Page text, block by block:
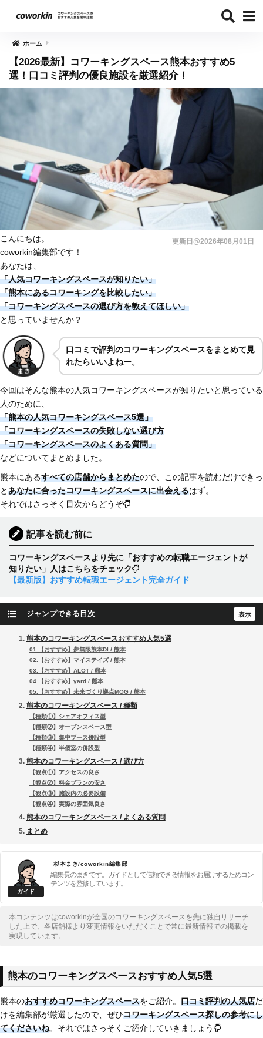
ホーム
【2026最新】コワーキングスペース熊本おすすめ5
選！口コミ評判の優良施設を厳選紹介！
更新日@2026年08月01日
こんにちは。
coworkin編集部です！
あなたは、
「人気コワーキングスペースが知りたい」
「熊本にあるコワーキングを比較したい」
「コワーキングスペースの選び方を教えてほしい」
と思っていませんか？
口コミで評判のコワーキングスペースをまとめて見
れたらいいよねー。
今回はそんな熊本の人気コワーキングスペースが知りたいと思っている
人のために、
「熊本の人気コワーキングスペース5選」
「コワーキングスペースの失敗しない選び方
「コワーキングスペースのよくある質問」
などについてまとめました。
熊本にあるすべての店舗からまとめたので、この記事を読むだけできっ
とあなたに合ったコワーキングスペースに出会えるはず。
それではさっそく目次からどうぞ
記事を読む前に
コワーキングスペースより先に「おすすめの転職エージェントが
知りたい」人はこちらをチェック
【最新版】おすすめ転職エージェント完全ガイド
ジャンプできる目次
熊本のコワーキングスペースおすすめ人気5選
01.【おすすめ】夢無限熊本DI / 熊本
02.【おすすめ】マイステイズ / 熊本
03.【おすすめ】ALOT / 熊本
04.【おすすめ】yard / 熊本
05.【おすすめ】未来づくり拠点MOG / 熊本
熊本のコワーキングスペース / 種類
【種類①】シェアオフィス型
【種類②】オープンスペース型
【種類③】集中ブース併設型
【種類④】半個室の併設型
熊本のコワーキングスペース / 選び方
【観点①】アクセスの良さ
【観点②】料金プランの安さ
【観点③】施設内の必要設備
【観点④】実際の雰囲気良さ
熊本のコワーキングスペース / よくある質問
まとめ
杉本まき/coworkin編集部
編集長のまきです。ガイドとして信頼できる情報をお届けするためコン
テンツを監修しています。
本コンテンツはcoworkinが全国のコワーキングスペースを先に独自リサーチ
した上で、各店舗様より変更情報をいただくことで常に最新情報での掲載を
実現しています。
熊本のコワーキングスペースおすすめ人気5選
熊本のおすすめコワーキングスペースをご紹介。 口コミ評判の人気店だ
けを編集部が厳選したので、ぜひコワーキングスペース探しの参考にし
てくださいね。それではさっそくご紹介していきましょう